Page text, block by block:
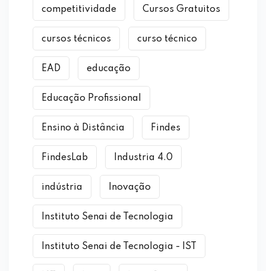
competitividade Cursos Gratuitos
cursos técnicos curso técnico
EAD educação
Educação Profissional
Ensino à Distância Findes
FindesLab Industria 4.0
indústria Inovação
Instituto Senai de Tecnologia
Instituto Senai de Tecnologia - IST